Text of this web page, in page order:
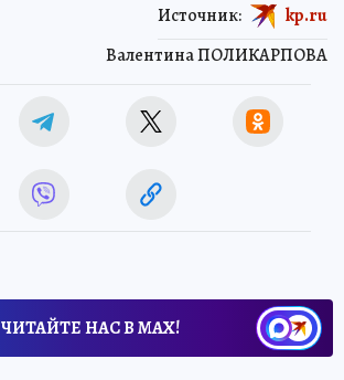
Валентина ПОЛИКАРПОВА
Источник: kp.ru
ЧИТАЙТЕ НАС В МАХ!